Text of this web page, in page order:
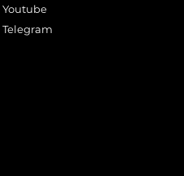
Youtube
Telegram